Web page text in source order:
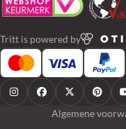
Tritt is powered by
Algemene